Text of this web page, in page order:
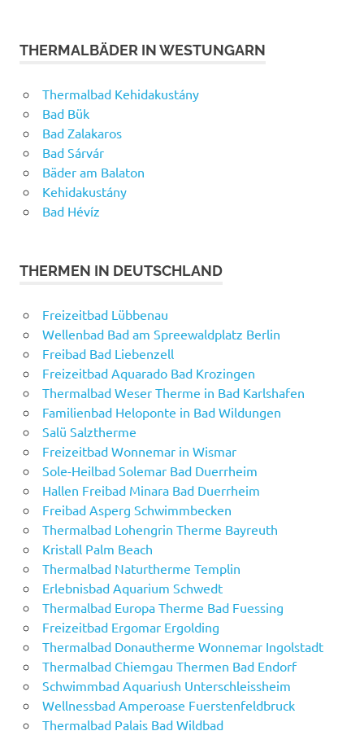
THERMALBÄDER IN WESTUNGARN
Thermalbad Kehidakustány
Bad Bük
Bad Zalakaros
Bad Sárvár
Bäder am Balaton
Kehidakustány
Bad Hévíz
THERMEN IN DEUTSCHLAND
Freizeitbad Lübbenau
Wellenbad Bad am Spreewaldplatz Berlin
Freibad Bad Liebenzell
Freizeitbad Aquarado Bad Krozingen
Thermalbad Weser Therme in Bad Karlshafen
Familienbad Heloponte in Bad Wildungen
Salü Salztherme
Freizeitbad Wonnemar in Wismar
Sole-Heilbad Solemar Bad Duerrheim
Hallen Freibad Minara Bad Duerrheim
Freibad Asperg Schwimmbecken
Thermalbad Lohengrin Therme Bayreuth
Kristall Palm Beach
Thermalbad Naturtherme Templin
Erlebnisbad Aquarium Schwedt
Thermalbad Europa Therme Bad Fuessing
Freizeitbad Ergomar Ergolding
Thermalbad Donautherme Wonnemar Ingolstadt
Thermalbad Chiemgau Thermen Bad Endorf
Schwimmbad Aquariush Unterschleissheim
Wellnessbad Amperoase Fuerstenfeldbruck
Thermalbad Palais Bad Wildbad